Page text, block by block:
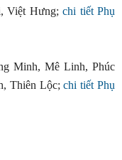
Việt Hưng; chi tiết Phụ
Minh, Mê Linh, Phúc
Thiên Lộc;chi tiết Phụ